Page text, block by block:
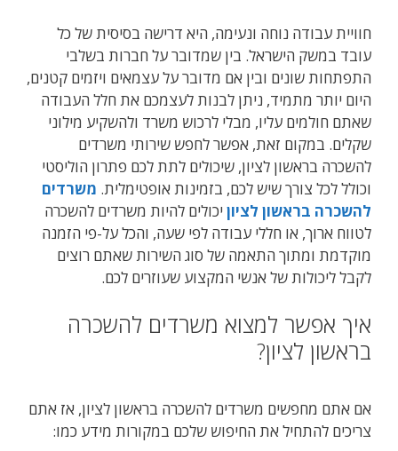
חוויית עבודה נוחה ונעימה, היא דרישה בסיסית של כל
עובד במשק הישראל. בין שמדובר על חברות בשלבי
התפתחות שונים ובין אם מדובר על עצמאים ויזמים קטנים,
היום יותר מתמיד, ניתן לבנות לעצמכם את חלל העבודה
שאתם חולמים עליו, מבלי לרכוש משרד ולהשקיע מילוני
שקלים. במקום זאת, אפשר לחפש שירותי משרדים
להשכרה בראשון לציון, שיכולים לתת לכם פתרון הוליסטי
וכולל לכל צורך שיש לכם, בזמינות אופטימלית. משרדים
להשכרה בראשון לציון יכולים להיות משרדים להשכרה
לטווח ארוך, או חללי עבודה לפי שעה, ‏והכל על-פי הזמנה
מוקדמת ומתוך התאמה של ‏סוג השירות שאתם רוצים
לקבל ליכולות של אנשי המקצוע שעוזרים לכם.
‏איך אפשר למצוא משרדים להשכרה
בראשון לציון?
‏אם אתם מחפשים משרדים להשכרה בראשון לציון, אז ‏אתם
צריכים להתחיל את החיפוש שלכם במקורות מידע כמו: